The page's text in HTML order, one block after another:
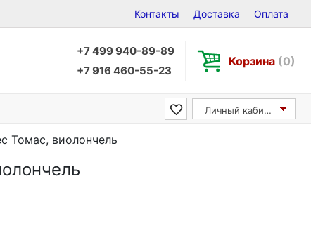
Контакты Доставка Оплата
+7 499 940-89-89
+7 916 460-55-23
Корзина (0)
Личный кабинет
Томас, виолончель